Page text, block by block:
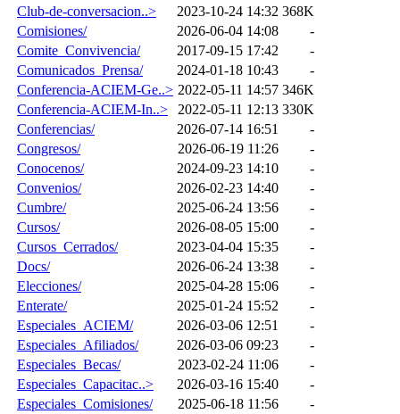
Club-de-conversacion..>
2023-10-24 14:32 368K
Comisiones/
2026-06-04 14:08
-
Comite_Convivencia/
2017-09-15 17:42
-
Comunicados_Prensa/
2024-01-18 10:43
-
Conferencia-ACIEM-Ge..> 2022-05-11 14:57 346K
Conferencia-ACIEM-In..>
2022-05-11 12:13 330K
Conferencias/
2026-07-14 16:51
-
Congresos/
2026-06-19 11:26
-
Conocenos/
2024-09-23 14:10
-
Convenios/
2026-02-23 14:40
-
Cumbre/
2025-06-24 13:56
-
Cursos/
2026-08-05 15:00
-
Cursos_Cerrados/
2023-04-04 15:35
-
Docs/
2026-06-24 13:38
-
Elecciones/
2025-04-28 15:06
-
Enterate/
2025-01-24 15:52
-
Especiales_ACIEM/
2026-03-06 12:51
-
Especiales_Afiliados/
2026-03-06 09:23
-
Especiales_Becas/
2023-02-24 11:06
-
Especiales_Capacitac..>
2026-03-16 15:40
-
Especiales_Comisiones/
2025-06-18 11:56
-